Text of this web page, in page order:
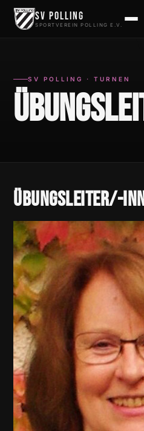
Zum Inhalt springen
SV Polling
SPORTVEREIN POLLING E.V.
SV POLLING · TURNEN
Übungsleiter/-